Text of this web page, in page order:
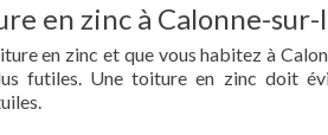
en zinc à Calonne-sur-
en zinc et que vous habitez à
futiles. Une toiture en zinc doit